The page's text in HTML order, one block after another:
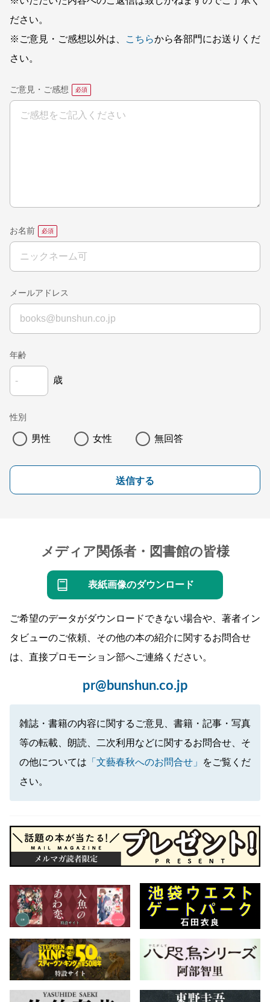
ださい。
※ご意見・ご感想以外は、
こちらから各部門にお送りくだ
さい。
ご意見・ご感想
お名前
メールアドレス
年齢
歳
性別
男性 女性 無回答
送信する
メディア関係者・図書館の皆様
表紙画像のダウンロード
ご希望のデータがダウンロードできない場合や、著者イン
タビューのご依頼、その他の本の紹介に関するお問合せ
は、直接プロモーション部へご連絡ください。
pr@bunshun.co.jp
雑誌・書籍の内容に関するご意見、書籍・記事・写真
等の転載、朗読、二次利用などに関するお問合せ、そ
の他については 「文藝春秋へのお問合せ」
をご覧くだ
さい。